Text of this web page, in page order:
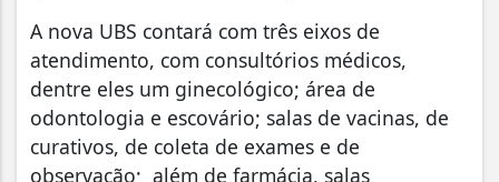
A nova UBS contará com três eixos de
atendimento, com consultórios médicos,
dentre eles um ginecológico; área de
odontologia e escovário; salas de vacinas, de
curativos, de coleta de exames e de
observação; além de farmácia, salas